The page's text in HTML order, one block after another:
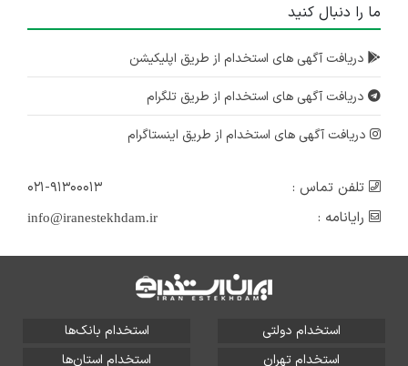
ما را دنبال کنید
دریافت آگهی های استخدام از طریق اپلیکیشن
دریافت آگهی های استخدام از طریق تلگرام
دریافت آگهی های استخدام از طریق اینستاگرام
تلفن تماس :
۰۲۱-۹۱۳۰۰۰۱۳
رایانامه :
info@iranestekhdam.ir
استخدام دولتی
استخدام بانک‌ها
استخدام تهران
استخدام استان‌ها